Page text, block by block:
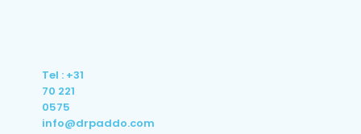
Tel : +31
70 221
0575
info@drpaddo.com